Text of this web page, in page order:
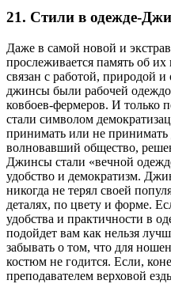
21. Стили в одежде-
Даже в самой новой и
прослеживается память об
связан с работой, природой и
джинсы были рабочей
ковбоев-фермеров. И только
стали символом
принимать или не принимать
волновавший общество,
Джинсы стали «вечной
удобство и демократизм.
никогда не терял своей
деталях, по цвету и форме.
удобства и практичности в
подойдет вам как нельзя
забывать о том, что для
костюм не годится. Если,
преподавателем верховой